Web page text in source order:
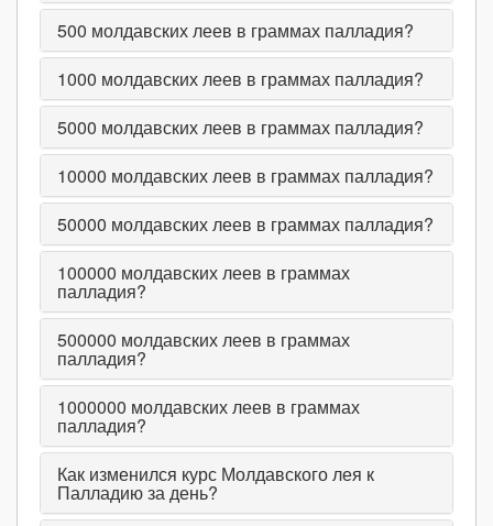
500 молдавских леев в граммах палладия?
1000 молдавских леев в граммах палладия?
5000 молдавских леев в граммах палладия?
10000 молдавских леев в граммах палладия?
50000 молдавских леев в граммах палладия?
100000 молдавских леев в граммах
палладия?
500000 молдавских леев в граммах
палладия?
1000000 молдавских леев в граммах
палладия?
Как изменился курс Молдавского лея к
Палладию за день?